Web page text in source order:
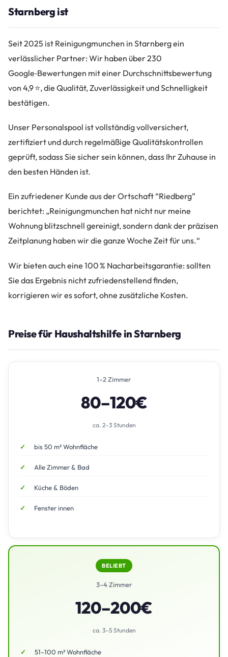
Starnberg ist
Seit 2025 ist Reinigungmunchen in Starnberg ein
verlässlicher Partner: Wir haben über 230
Google‑Bewertungen mit einer Durchschnittsbewertung
von 4,9 ⭐, die Qualität, Zuverlässigkeit und Schnelligkeit
bestätigen.
Unser Personalspool ist vollständig vollversichert,
zertifiziert und durch regelmäßige Qualitätskontrollen
geprüft, sodass Sie sicher sein können, dass Ihr Zuhause in
den besten Händen ist.
Ein zufriedener Kunde aus der Ortschaft “Riedberg”
berichtet: „Reinigungmunchen hat nicht nur meine
Wohnung blitzschnell gereinigt, sondern dank der präzisen
Zeitplanung haben wir die ganze Woche Zeit für uns.“
Wir bieten auch eine 100 % Nacharbeitsgarantie: sollten
Sie das Ergebnis nicht zufriedenstellend finden,
korrigieren wir es sofort, ohne zusätzliche Kosten.
Preise für Haushaltshilfe in Starnberg
1–2 Zimmer
80–120€
ca. 2–3 Stunden
bis 50 m² Wohnfläche
Alle Zimmer & Bad
Küche & Böden
Fenster innen
BELIEBT
3–4 Zimmer
120–200€
ca. 3–5 Stunden
51–100 m² Wohnfläche